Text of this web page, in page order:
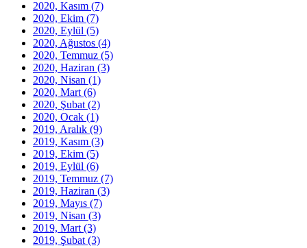
2020, Kasım (7)
2020, Ekim (7)
2020, Eylül (5)
2020, Ağustos (4)
2020, Temmuz (5)
2020, Haziran (3)
2020, Nisan (1)
2020, Mart (6)
2020, Şubat (2)
2020, Ocak (1)
2019, Aralık (9)
2019, Kasım (3)
2019, Ekim (5)
2019, Eylül (6)
2019, Temmuz (7)
2019, Haziran (3)
2019, Mayıs (7)
2019, Nisan (3)
2019, Mart (3)
2019, Şubat (3)